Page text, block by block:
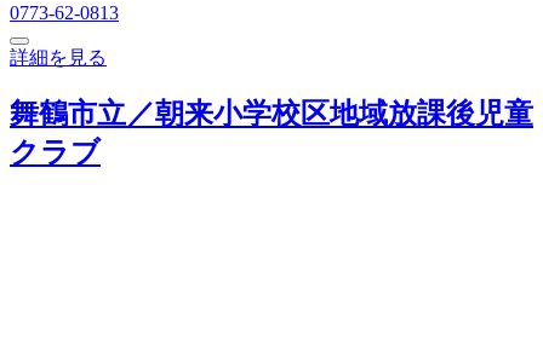
0773-62-0813
詳細を見る
舞鶴市立／朝来小学校区地域放課後児童
クラブ